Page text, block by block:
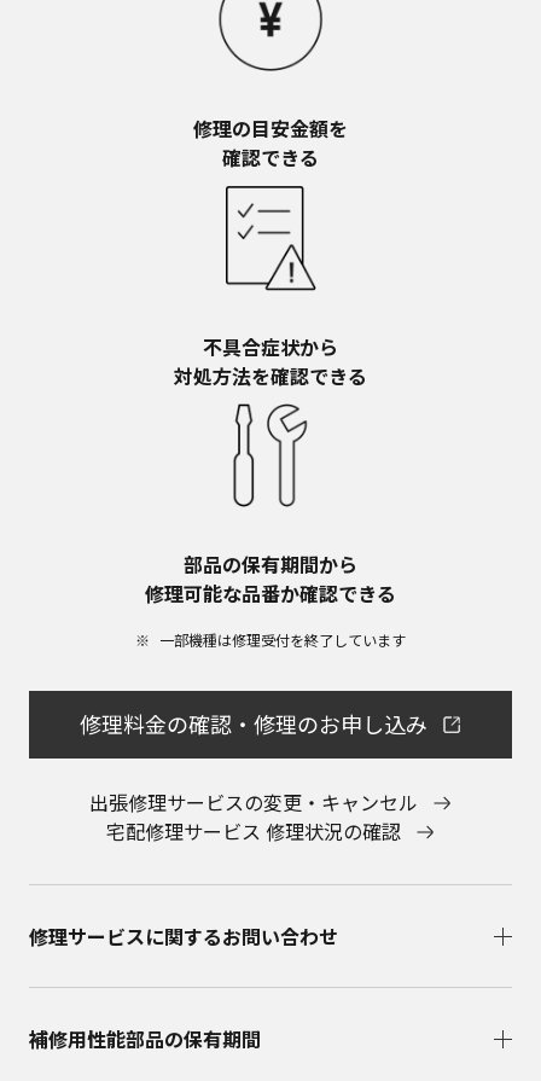
お近くの当社商品の取扱店、または当社サービス
会社に直接お問い合わせください。
本ウェブサイトのサービスに係わる損害の免責
かったことにより万一損害（データの破損・業務の中
断・営業情報の損失などによる損害を含む）が生じ、
たとえそのような損害の発生や第三者からの賠償請求
の可能性があることについてあらかじめ知らされた場
合でも、当社は一切責任を負いませんことをご了承く
本ウェブサイトのサービスの中止、変更など
容や条件を変更する場合があります。あらかじめご了
取扱説明書は、商品をご購入いただいたお客様のため
の資料です。本ウェブサイトに公開されている取扱説
せにはお応えできない場合がありますことを、ご了承
修理の目安金額を​
確認できる
不具合症状から​
対処方法を確認できる
部品の保有期間から​
修理可能な品番か確認できる
一部機種は修理受付を終了しています​
修理料金の確認・修理のお申し込み
出張修理サービスの変更・キャンセル
宅配修理サービス 修理状況の確認
修理サービスに関するお問い合わせ​
補修用性能部品の保有期間​